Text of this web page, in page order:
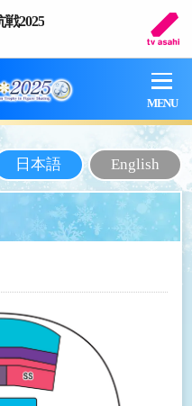
2025
MENU
English
日本語